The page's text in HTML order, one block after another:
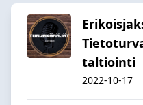
taltiointi
2022-10-17